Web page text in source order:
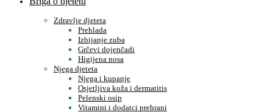
Zdravlje djeteta
Prehlada
Izbijanje zuba
Grčevi dojenčadi
Higijena nosa
Njega djeteta
Njega i kupanje
Osjetljiva koža i dermatitis
Pelenski osip
Vitamini i dodatci prehrani